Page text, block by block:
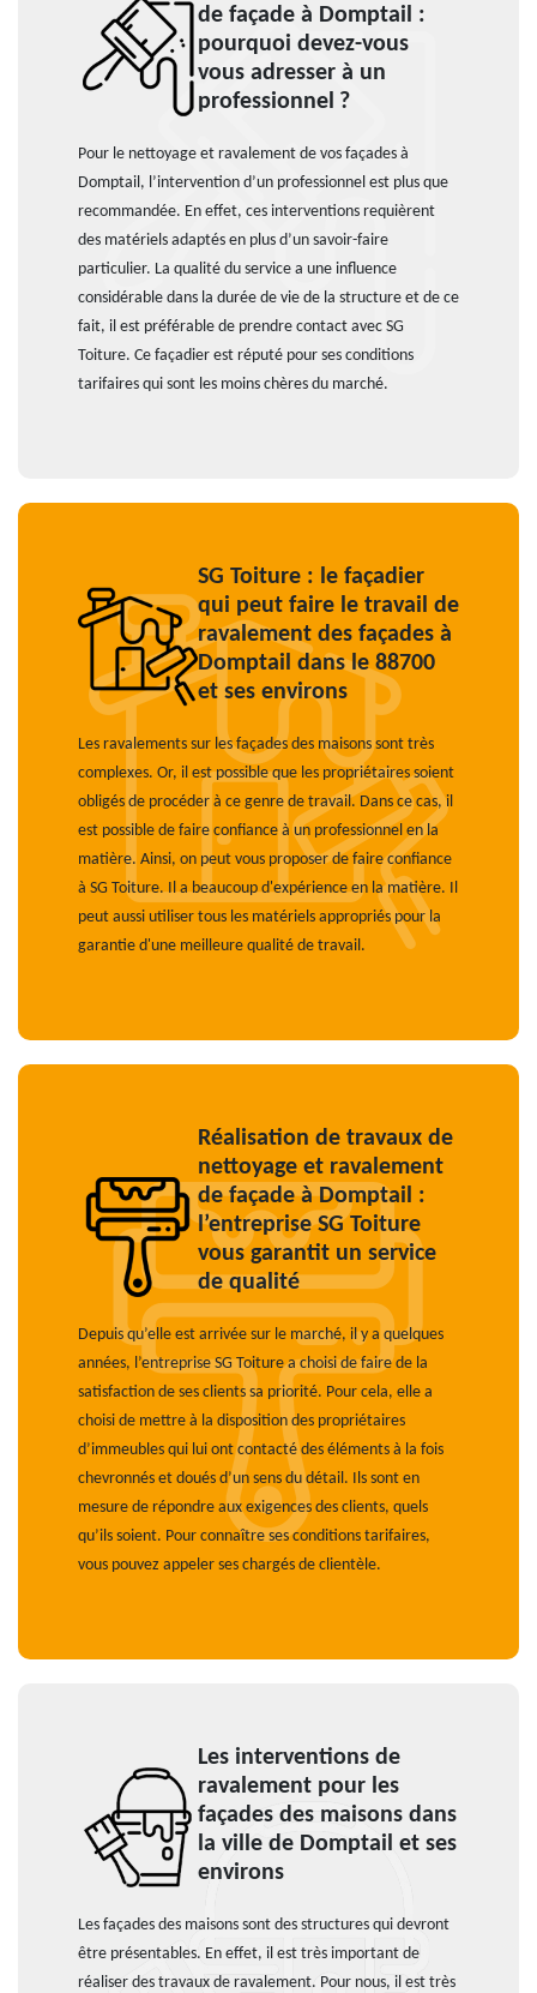
de façade à Domptail :
pourquoi devez-vous
vous adresser à un
professionnel ?
Pour le nettoyage et ravalement de vos façades à
Domptail, l’intervention d’un professionnel est plus que
recommandée. En effet, ces interventions requièrent
des matériels adaptés en plus d’un savoir-faire
particulier. La qualité du service a une influence
considérable dans la durée de vie de la structure et de ce
fait, il est préférable de prendre contact avec SG
Toiture. Ce façadier est réputé pour ses conditions
tarifaires qui sont les moins chères du marché.
SG Toiture : le façadier
qui peut faire le travail de
ravalement des façades à
Domptail dans le 88700
et ses environs
Les ravalements sur les façades des maisons sont très
complexes. Or, il est possible que les propriétaires soient
obligés de procéder à ce genre de travail. Dans ce cas, il
est possible de faire confiance à un professionnel en la
matière. Ainsi, on peut vous proposer de faire confiance
à SG Toiture. Il a beaucoup d'expérience en la matière. Il
peut aussi utiliser tous les matériels appropriés pour la
garantie d'une meilleure qualité de travail.
Réalisation de travaux de
nettoyage et ravalement
de façade à Domptail :
l’entreprise SG Toiture
vous garantit un service
de qualité
Depuis qu’elle est arrivée sur le marché, il y a quelques
années, l’entreprise SG Toiture a choisi de faire de la
satisfaction de ses clients sa priorité. Pour cela, elle a
choisi de mettre à la disposition des propriétaires
d’immeubles qui lui ont contacté des éléments à la fois
chevronnés et doués d’un sens du détail. Ils sont en
mesure de répondre aux exigences des clients, quels
qu’ils soient. Pour connaître ses conditions tarifaires,
vous pouvez appeler ses chargés de clientèle.
Les interventions de
ravalement pour les
façades des maisons dans
la ville de Domptail et ses
environs
Les façades des maisons sont des structures qui devront
être présentables. En effet, il est très important de
réaliser des travaux de ravalement. Pour nous, il est très